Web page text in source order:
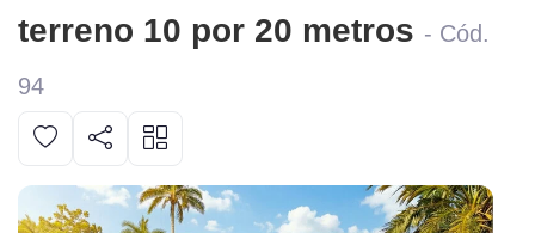
terreno 10 por 20 metros - Cód.
94